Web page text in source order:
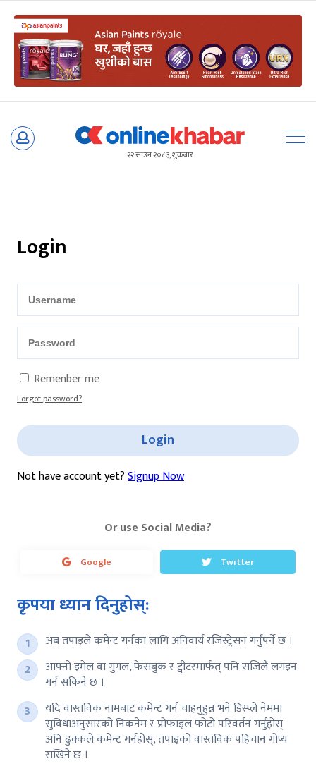
Skip
२२ साउन २०८३, शुक्रबार
Login
Remenber me
Forgot password?
Login
Not have account yet?Signup Now
Or use Social Media?
Google Twitter
कृपया ध्यान दिनुहोस्:
अब तपाइले कमेन्ट गर्नका लागि अनिवार्य रजिस्ट्रेसन गर्नुपर्ने छ ।
आफ्नो इमेल वा गुगल, फेसबुक र ट्वीटरमार्फत् पनि सजिलै लगइन
गर्न सकिने छ ।
यदि वास्तविक नामबाट कमेन्ट गर्न चाहनुहुन्न भने डिस्प्ले नेममा
सुविधाअनुसारको निकनेम र प्रोफाइल फोटो परिवर्तन गर्नुहोस्
अनि ढुक्कले कमेन्ट गर्नहोस्, तपाइको वास्तविक पहिचान गोप्य
राखिने छ ।